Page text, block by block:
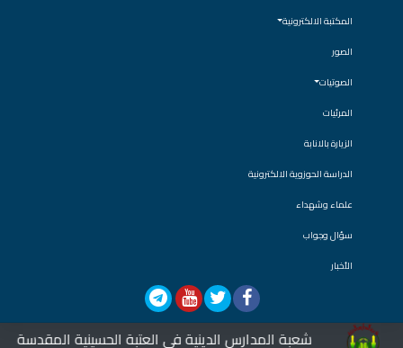
المكتبة الالكترونية
الصور
الصوتيات
المرئيات
الزيارة بالانابة
الدراسة الحوزوية الالكترونية
علماء وشهداء
سؤال وجواب
الأخبار
شعبة المدارس الدينية في العتبة الحسينية المقدسة